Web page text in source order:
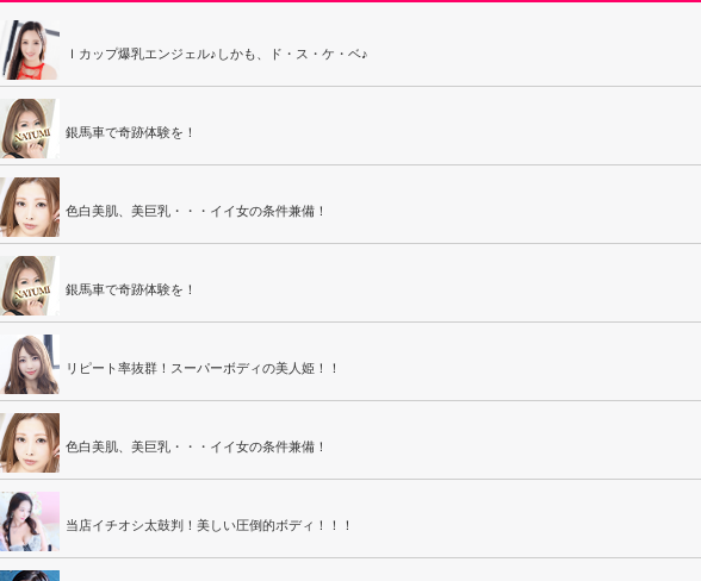
Ｉカップ爆乳エンジェル♪しかも、ド・ス・ケ・ベ♪
銀馬車で奇跡体験を！
色白美肌、美巨乳・・・イイ女の条件兼備！
銀馬車で奇跡体験を！
リピート率抜群！スーパーボディの美人姫！！
色白美肌、美巨乳・・・イイ女の条件兼備！
当店イチオシ太鼓判！美しい圧倒的ボディ！！！